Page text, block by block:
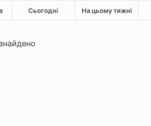
Сьогодні На цьому тижні